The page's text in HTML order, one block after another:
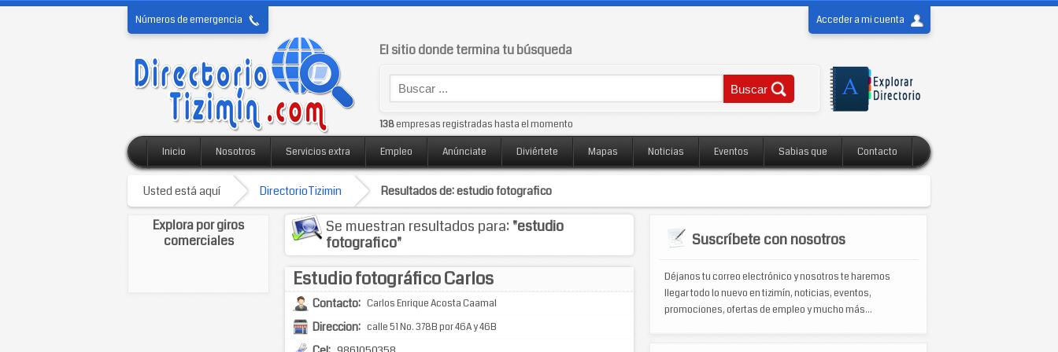
Números de emergencia Acceder a mi cuenta
El sitio donde termina tu búsqueda
138empresas registradas hasta el momento
Inicio Nosotros Servicios extra Empleo Anúnciate Diviértete Mapas Noticias Eventos Sabias que Contacto
Usted está aquí DirectorioTizimin Resultados de: estudio fotografico
Explora por giros
comerciales
Se muestran resultados para: "estudio
fotografico"
Estudio fotográfico Carlos
Contacto: Carlos Enrique Acosta Caamal
Direccion: calle 51 No. 378B por 46A y 46B
Suscríbete con nosotros
Déjanos tu correo electrónico y nosotros te haremos
llegar todo lo nuevo en tizimín, noticias, eventos,
promociones, ofertas de empleo y mucho más...